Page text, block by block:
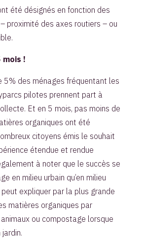
été désignés en fonction des
proximité des axes routiers – ou
mois !
5% des ménages fréquentant les
pilotes prennent part à
Et en 5 mois, pas moins de
organiques ont été
citoyens émis le souhait
étendue et rendue
à noter que le succès se
en milieu urbain qu’en milieu
peut expliquer par la plus grande
matières organiques par
ou compostage lorsque
jardin.